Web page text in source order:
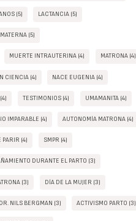
(5) LACTANCIA (5)
(5)
MUERTE INTRAUTERINA (4) MATRONA (4)
CIENCIA (4) NACE EUGENIA (4)
TESTIMONIOS (4) UMAMANITA (4)
IMPARABLE (4) AUTONOMÍA MATRONA (4)
PARIR (4) SMPR (4)
DURANTE EL PARTO (3)
(3) DÍA DE LA MUJER (3)
DR. NILS BERGMAN (3) ACTIVISMO PARTO (3)